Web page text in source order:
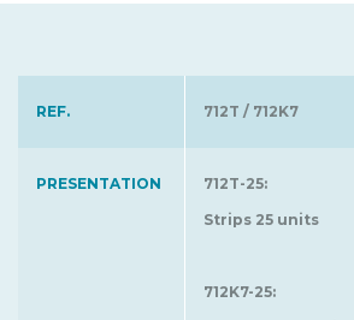
REF. 712T / 712K7
PRESENTATION
712T-25:
Strips 25 units
712K7-25: